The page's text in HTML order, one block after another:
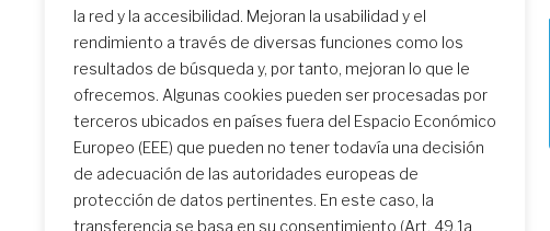
la red y la accesibilidad. Mejoran la usabilidad y el
rendimiento a través de diversas funciones como los
resultados de búsqueda y, por tanto, mejoran lo que le
ofrecemos. Algunas cookies pueden ser procesadas por
terceros ubicados en países fuera del Espacio Económico
Europeo (EEE) que pueden no tener todavía una decisión
de adecuación de las autoridades europeas de
protección de datos pertinentes. En este caso, la
transferencia se basa en su consentimiento (Art. 49.1a
El encuentro de formación
inicial: un camino
transformador